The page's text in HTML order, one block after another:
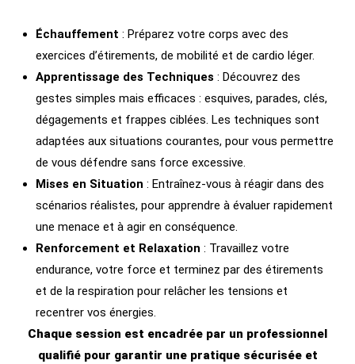
Échauffement : Préparez votre corps avec des
exercices d’étirements, de mobilité et de cardio léger.
Apprentissage des Techniques : Découvrez des
gestes simples mais efficaces : esquives, parades, clés,
dégagements et frappes ciblées. Les techniques sont
adaptées aux situations courantes, pour vous permettre
de vous défendre sans force excessive.
Mises en Situation : Entraînez-vous à réagir dans des
scénarios réalistes, pour apprendre à évaluer rapidement
une menace et à agir en conséquence.
Renforcement et Relaxation : Travaillez votre
endurance, votre force et terminez par des étirements
et de la respiration pour relâcher les tensions et
recentrer vos énergies.
Chaque session est encadrée par un professionnel
qualifié pour garantir une pratique sécurisée et